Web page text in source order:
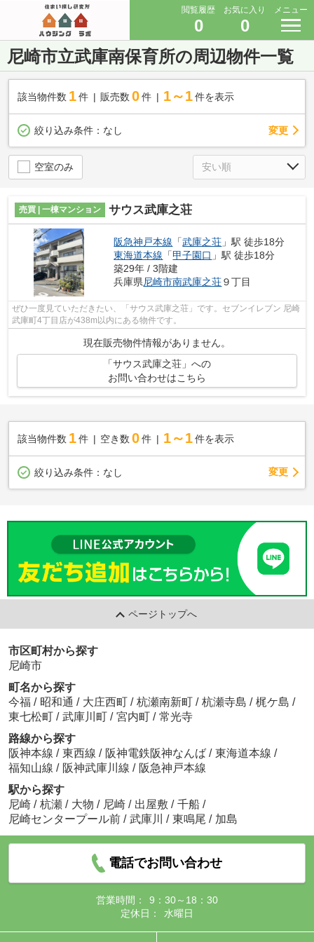
閲覧履歴
0
お気に入り
0
メニュー
尼崎市立武庫南保育所の周辺物件一覧
該当物件数 1件 販売数 0 件 1～1 件を表示
絞り込み条件： なし 変更
空室のみ
売買 | 一棟マンション サウス武庫之荘
阪急神戸本線 「武庫之荘 」駅 徒歩18分
東海道本線 「甲子園口 」駅 徒歩18分
築29年 / 3階建
兵庫県尼崎市南武庫之荘９丁目
ぜひ一度見ていただきたい、「サウス武庫之荘」です。セブンイレブン 尼崎
武庫町4丁目店が438m以内にある物件です。
現在販売物件情報がありません。
「サウス武庫之荘」への
お問い合わせはこちら
該当物件数 1件 空き数 0 件 1～1 件を表示
絞り込み条件： なし 変更
ページトップへ
市区町村から探す
尼崎市
町名から探す
今福 / 昭和通 / 大庄西町 / 杭瀬南新町 / 杭瀬寺島 / 梶ケ島 /
東七松町 / 武庫川町 / 宮内町 / 常光寺
路線から探す
阪神本線 / 東西線 / 阪神電鉄阪神なんば / 東海道本線 /
福知山線 / 阪神武庫川線 / 阪急神戸本線
駅から探す
尼崎 / 杭瀬 / 大物 / 尼崎 / 出屋敷 / 千船 /
尼崎センタープール前 / 武庫川 / 東鳴尾 / 加島
電話でお問い合わせ
営業時間：
9：30～18：30
定休日：
水曜日